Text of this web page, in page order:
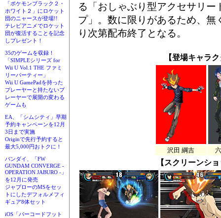
「ポケモンブラック２・
ホワイト２」にロケット
団のニャースが登場!!
テレビアニメでロケット
団が復活することを記念
しプレゼント！
35のゲームを収録！
「SIMPLEシリーズ for
Wii U Vol.1 THE ファミ
リーパーティー」
Wii U GamePadを持った
プレーヤーと持たないプ
レーヤーで展開の変わる
ゲームも
EA、「シムシティ」早期
予約キャンペーンを12月
3日まで実施
Originで先行予約すると
最大5,000円おトクに！
バンダイ、「FW
GUNDAM CONVERGE -
OPERATION JABURO -」
を12月に発売
ジャブローのMSをセッ
トにしたデフォルメフィ
ギュア8体セット
iOS「バーコードフット
る「おしゃぶり型アクセサリー
プ」。数に限りがあるため、無
り次第配布終了となる。
【登場キャラ
沢田 綱吉
【スクリーンシ